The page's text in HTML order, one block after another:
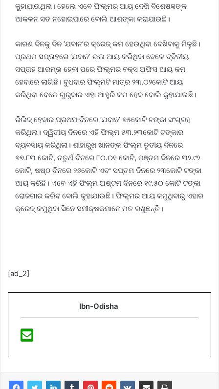
କୁହାଯାଉଥିଲା। ହେଲେ ଏବେ ଫିଲ୍ମର ଆୟ ଦେଖି ବିଶେଷଜ୍ଞଙ୍କ
ଆକଳନ ସତ ନହୋଇପାରେ ବୋଲି ଆଶଙ୍କା କରାଯାଉଛି।
କାରଣ ଦିନକୁ ଦିନ ‘ଯବାନ’ର କ୍ରେଜ୍ କମ ହେଉଥିବା ଦେଖିବାକୁ ମିଳୁଛି।
ପ୍ରଥମ ସପ୍ତାହରେ ‘ଯବାନ’ ଭଲ ଆୟ କରିଥିବା ବେଳେ ଦ୍ବିତୀୟ
ସପ୍ତାହ ଆରମ୍ଭ ହେବା ପରେ ଫିଲ୍ମର ବକ୍ସ ଅଫିସ ଆୟ କମ
ହେବାରେ ଲାଗିଛି। ବୁଧବାର ଫିଲ୍ମଟି ମାତ୍ର ୨୩.୦୨କୋଟି ଆୟ
କରିଥିବା ବେଳେ ଗୁରୁବାର ଏହା ଆହୁରି କମ ହେବ ବୋଲି କୁହାଯାଉଛି।
ରିଲିଜ୍ ହେବାର ପ୍ରଥମ ଦିନରେ ‘ଯବାନ’ ୭୫କୋଟି ଟଙ୍କା ସଂଗ୍ରହ
କରିଥିଲା। ଦ୍ୱିତୀୟ ଦିନରେ ଏହି ଫିଲ୍ମ ୫୩.୨୩କୋଟି ଟଙ୍କାର
ବ୍ୟବସାୟ କରିଥିଲା। ଶାହାରୁଖ ଖାନଙ୍କ ଫିଲ୍ମ ତୃତୀୟ ଦିନରେ
୭୭.୮୩ କୋଟି, ଚତୁର୍ଥ ଦିନରେ ୮୦.୦୧ କୋଟି, ପଞ୍ଚମ ଦିନରେ ୩୨.୯୨
କୋଟି, ଷଷ୍ଠ ଦିନରେ ୨୬କୋଟି ଏବଂ ସପ୍ତମ ଦିନରେ ୨୩କୋଟି ଟଙ୍କା
ଆୟ କରିଛି। ଏବେ ଏହି ଫିଲ୍ମ ଅଷ୍ଟମ ଦିନରେ ୧୯.୫୦ କୋଟି ଟଙ୍କା
ରୋଜଗାର କରିବ ବୋଲି କୁହାଯାଉଛି। ଫିଲ୍ମର ଆୟ କମୁଥିବାରୁ ଏହାର
କ୍ରେଜ୍ କମୁଥିବା ସିନେ ସମୀକ୍ଷକମାନେ ମତ ରଖୁଛନ୍ତି।
[ad_2]
Ibn-Odisha